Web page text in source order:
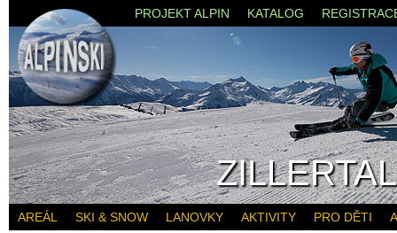
PROJEKT ALPIN KATALOG
AREÁL SKI & SNOW LANOVKY AKTIVITY PRO DĚTI